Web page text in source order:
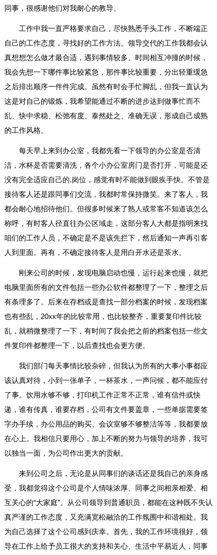
同事，很感谢他们对我耐心的教导。
工作中我一直严格要求自己，尽快熟悉手头工作，不断端正
自己的工作态度，寻找好的工作方法。领导交代的工作我都会认
真想想怎么做才最合适，遇到事情较多、时间相互冲撞的时候，
我会先想一下哪件事比较紧急，那件事比较重要，分出轻重缓急
之后排出顺序一件件完成。虽然有时会手忙脚乱，但我一直认为
这是对自己的锻炼，我希望能通过不断的进步达到做事忙而不
乱、快中求稳、松弛有度、泰然处之、准确无误，形成自己成熟
的工作风格。
每天早上来到办公室，我都先看一下领导的办公室是否清
洁，水杯是否需要清洗，各个小办公室房门是否打开，可能是还
没有完全适应自己的.岗位，感觉有时不能做到眼疾手快。不管是
接待客人还是跟同事们交流，我都时常保持微笑。来了客人，我
都会耐心地招待他们。但很多时候来了熟人或常客不知道该怎么
称呼，有时客人径直往办公区域走，这部分客人大都是指明来找
咱们的工作人员，不确定是不是该先拦下，然后通知一声再引客
人到里面。再有，不确定接待客人是用白开水还是茶水。
刚来公司的时候，发现电脑启动也慢，运行起来也慢，就把
电脑里面所有的文件包括一些办公软件都整理了一下，整理之后
有条理多了。后来在存档或是查找一部分档案的时候，发现档案
也有些乱，20xx年的比较常用，也比较整齐，重要复印件比较
乱，就稍微整理了一下，有时间了我会把之前的档案包括一些文
件复印件都整理一下，以后查找也会更方便。
我们部门每天事情比较杂碎，但我认为所有的大事小事都应
该认真对待，小到一张单子，一杯茶水，一声问候，都不能应付
了事。饮用水够不够，打印机工作正常不正常，谁有信件或快
递，谁有传真，谁要存档，公司有文件要盖章，一些单据需要签
字办手续，办公用品的购买、会议室够不够整洁等等，我都要放
在心上。我相信只要用心，加上不断的努力与领导的培养，我可
以独当一面，为公司作出更大的贡献。
来到公司之后，无论是从同事们的谈话还是我自己的亲身感
受，我都觉得这个公司是个人情味浓厚、同事之间相亲相爱、相
互关心的“大家庭”。从公司领导到普通职员，都能在这种既不失认
真严谨的工作态度，又充满宽松融洽的工作氛围中和谐相处。我
为自己选择了这个公司感到庆幸。首先，我的工作环境很好，领
导在工作上给予员工很大的支持和关心、生活中平易近人，同事